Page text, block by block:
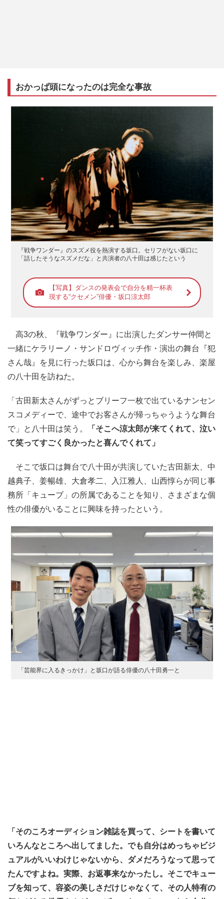
おかっぱ頭になったのは完全な事故
『戦争ワンダー』のスズメ役を熱演する坂口。セリフがない坂口に
「話したそうなスズメだな」と共演者の八十田は感じたという
【写真】ダンスの発表会で自分を精一杯表
現する“クセメン”俳優・坂口涼太郎
高3の秋、『戦争ワンダー』に出演したダンサー仲間と
一緒にケラリーノ・サンドロヴィッチ作・演出の舞台『犯
さん哉』を見に行った坂口は、心から舞台を楽しみ、楽屋
の八十田を訪ねた。
「古田新太さんがずっとブリーフ一枚で出ているナンセン
スコメディーで、途中でお客さんが帰っちゃうような舞台
で」と八十田は笑う。
「そこへ涼太郎が来てくれて、泣い
て笑ってすごく良かったと喜んでくれて」
そこで坂口は舞台で八十田が共演していた古田新太、中
越典子、姜暢雄、大倉孝二、入江雅人、山西惇らが同じ事
務所「キューブ」の所属であることを知り、さまざまな個
性の俳優がいることに興味を持ったという。
「芸能界に入るきっかけ」と坂口が語る俳優の八十田勇一と
「そのころオーディション雑誌を買って、シートを書いて
いろんなところへ出してました。でも自分はめっちゃビジ
ュアルがいいわけじゃないから、ダメだろうなって思って
たんですよね。実際、お返事来なかったし。そこでキュー
ブを知って、容姿の美しさだけじゃなくて、その人特有の